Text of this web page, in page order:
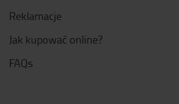
Reklamacje
Jak kupować online?
FAQs